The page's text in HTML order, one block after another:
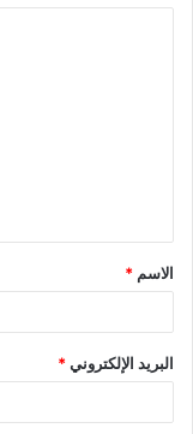
الاسم *
البريد الإلكتروني*